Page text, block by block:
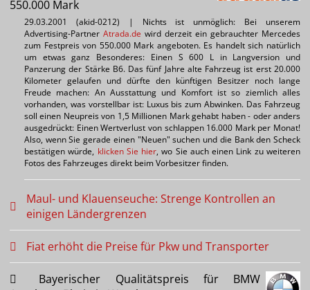
550.000 Mark
29.03.2001 (akid-0212) | Nichts ist unmöglich: Bei unserem
Advertising-Partner Atrada.de wird derzeit ein gebrauchter Mercedes
zum Festpreis von 550.000 Mark angeboten. Es handelt sich natürlich
um etwas ganz Besonderes: Einen S 600 L in Langversion und
Panzerung der Stärke B6. Das fünf Jahre alte Fahrzeug ist erst 20.000
Kilometer gelaufen und dürfte den künftigen Besitzer noch lange
Freude machen: An Ausstattung und Komfort ist so ziemlich alles
vorhanden, was vorstellbar ist: Luxus bis zum Abwinken. Das Fahrzeug
soll einen Neupreis von 1,5 Millionen Mark gehabt haben - oder anders
ausgedrückt: Einen Wertverlust von schlappen 16.000 Mark per Monat!
Also, wenn Sie gerade einen "Neuen" suchen und die Bank den Scheck
bestätigen würde, klicken Sie hier, wo Sie auch einen Link zu weiteren
Fotos des Fahrzeuges direkt beim Vorbesitzer finden.
Maul- und Klauenseuche: Strenge Kontrollen an
einigen Ländergrenzen
Fiat erhöht die Preise für Pkw und Transporter
Bayerischer Qualitätspreis für BMW